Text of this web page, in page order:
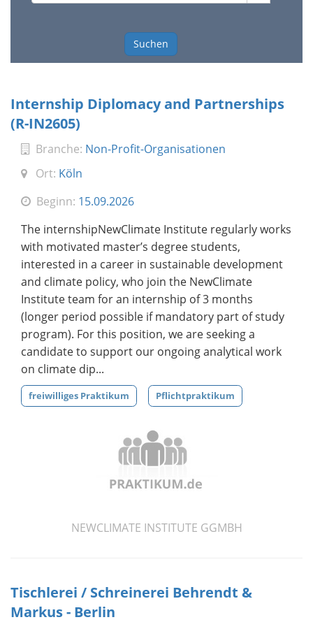
Suchen
Internship Diplomacy and Partnerships
(R-IN2605)
Branche: Non-Profit-Organisationen
Ort: Köln
Beginn: 15.09.2026
The internshipNewClimate Institute regularly works
with motivated master’s degree students,
interested in a career in sustainable development
and climate policy, who join the NewClimate
Institute team for an internship of 3 months
(longer period possible if mandatory part of study
program). For this position, we are seeking a
candidate to support our ongoing analytical work
on climate dip...
freiwilliges Praktikum Pflichtpraktikum
NEWCLIMATE INSTITUTE GGMBH
Tischlerei / Schreinerei Behrendt &
Markus - Berlin